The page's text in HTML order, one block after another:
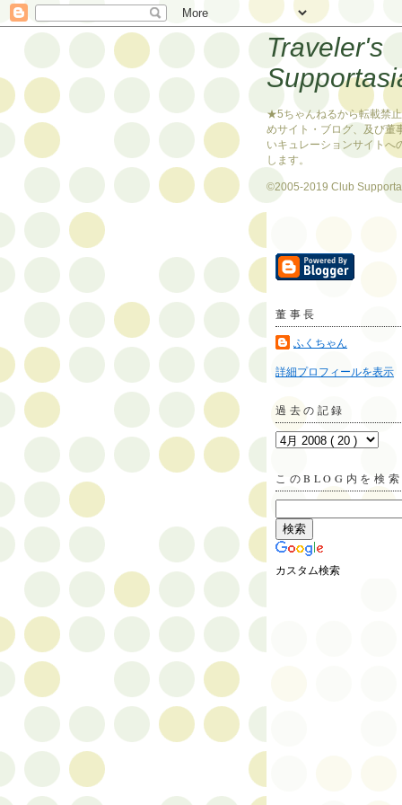
Traveler's
★5ちゃんねるから転載禁
めサイト・ブログ、及び董
いキュレーションサイトへ
します。
©2005-2019 Club
董事長
ふくちゃん
詳細プロフィールを表示
過去の記録
このBLOG内を検索
カスタム検索